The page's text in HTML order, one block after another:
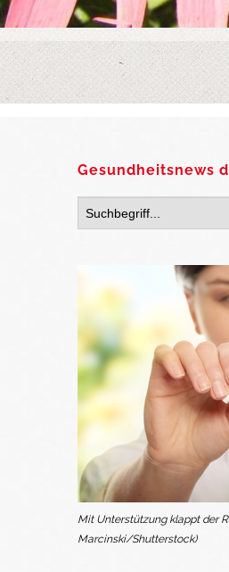
Gesundheitsnews
Mit Unterstützung klappt der
Marcinski/Shutterstock)